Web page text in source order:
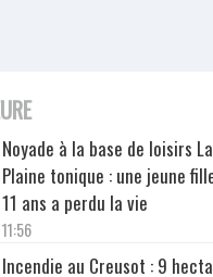
Noyade à la base de loisirs La
Plaine tonique : une jeune
11 ans a perdu la vie
11:56
Incendie au Creusot : 9